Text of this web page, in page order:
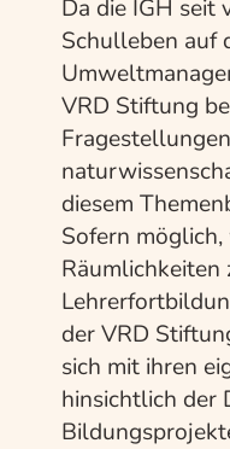
Da die IGH seit
Schulleben auf
VRD Stiftung
diesem
Sofern
der VRD
sich mit ihren
hinsichtlich der